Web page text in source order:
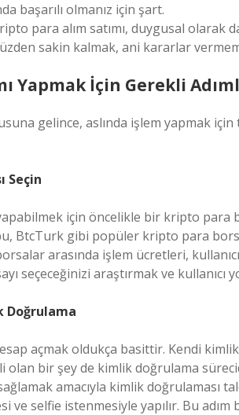
başarılı olmanız için şart.
para alım satımı, duygusal
sakin kalmak, ani kararlar
Yapmak İçin Gerekli
gelince, aslında işlem yapmak
Seçin
için öncelikle bir kripto para
BtcTurk gibi popüler kripto para
arasında işlem ücretleri,
seçeceğinizi araştırmak ve kullanıcı
Doğrulama
açmak oldukça basittir. Kendi
olan bir şey de kimlik doğrulama
amacıyla kimlik doğrulaması
selfie istenmesiyle yapılır. Bu